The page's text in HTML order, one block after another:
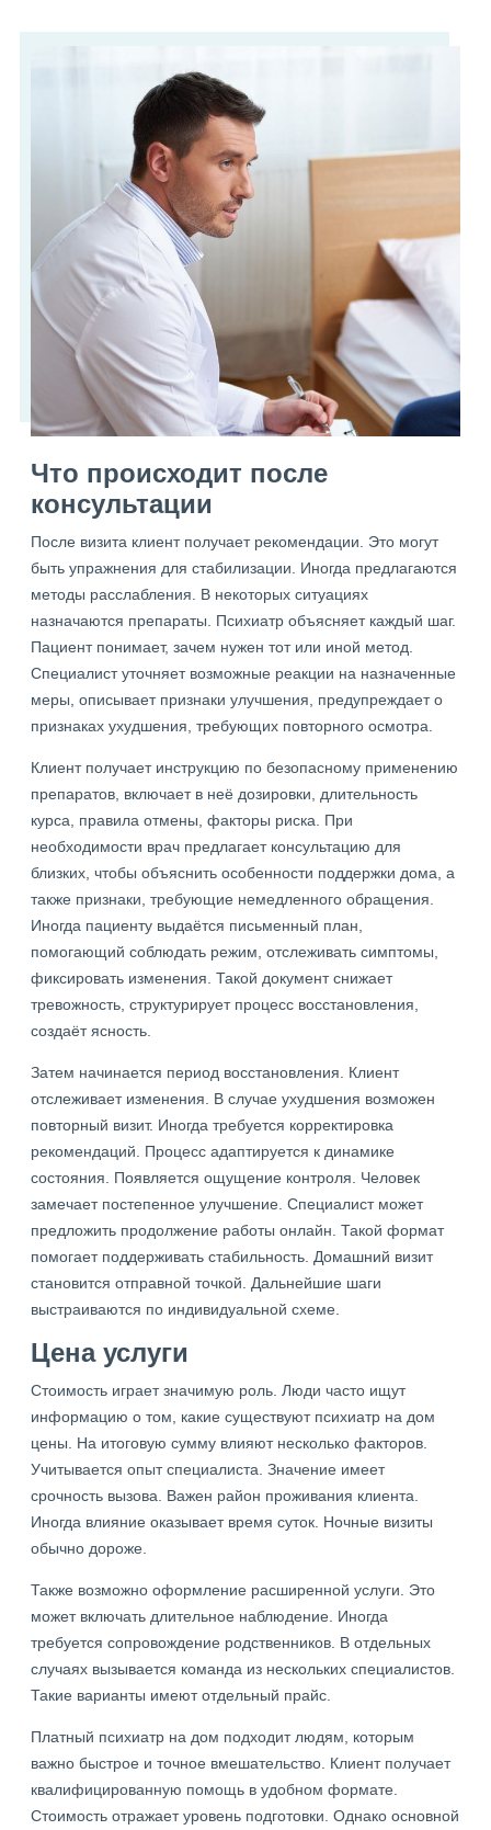
Что происходит после
консультации
После визита клиент получает рекомендации. Это могут
быть упражнения для стабилизации. Иногда предлагаются
методы расслабления. В некоторых ситуациях
назначаются препараты. Психиатр объясняет каждый шаг.
Пациент понимает, зачем нужен тот или иной метод.
Специалист уточняет возможные реакции на назначенные
меры, описывает признаки улучшения, предупреждает о
признаках ухудшения, требующих повторного осмотра.
Клиент получает инструкцию по безопасному применению
препаратов, включает в неё дозировки, длительность
курса, правила отмены, факторы риска. При
необходимости врач предлагает консультацию для
близких, чтобы объяснить особенности поддержки дома, а
также признаки, требующие немедленного обращения.
Иногда пациенту выдаётся письменный план,
помогающий соблюдать режим, отслеживать симптомы,
фиксировать изменения. Такой документ снижает
тревожность, структурирует процесс восстановления,
создаёт ясность.
Затем начинается период восстановления. Клиент
отслеживает изменения. В случае ухудшения возможен
повторный визит. Иногда требуется корректировка
рекомендаций. Процесс адаптируется к динамике
состояния. Появляется ощущение контроля. Человек
замечает постепенное улучшение. Специалист может
предложить продолжение работы онлайн. Такой формат
помогает поддерживать стабильность. Домашний визит
становится отправной точкой. Дальнейшие шаги
выстраиваются по индивидуальной схеме.
Цена услуги
Стоимость играет значимую роль. Люди часто ищут
информацию о том, какие существуют психиатр на дом
цены. На итоговую сумму влияют несколько факторов.
Учитывается опыт специалиста. Значение имеет
срочность вызова. Важен район проживания клиента.
Иногда влияние оказывает время суток. Ночные визиты
обычно дороже.
Также возможно оформление расширенной услуги. Это
может включать длительное наблюдение. Иногда
требуется сопровождение родственников. В отдельных
случаях вызывается команда из нескольких специалистов.
Такие варианты имеют отдельный прайс.
Платный психиатр на дом подходит людям, которым
важно быстрое и точное вмешательство. Клиент получает
квалифицированную помощь в удобном формате.
Стоимость отражает уровень подготовки. Однако основной